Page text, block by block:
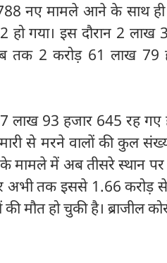
नए मामले आने के साथ ही
गया। इस दौरान 2 लाख
तक 2 करोड़ 61 लाख 79
लाख 93 हजार 645 रह गए
से मरने वालों की कुल
के मामले में अब तीसरे स्थान
तक इससे 1.66 करोड़ से
मौत हो चुकी है। ब्राजील